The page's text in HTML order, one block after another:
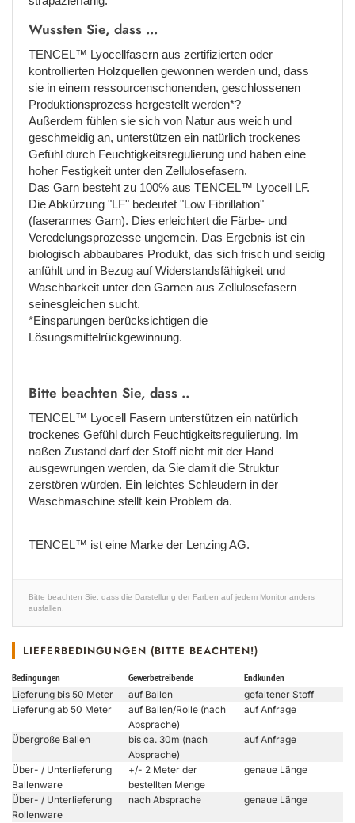
Wussten Sie, dass ...
TENCEL™ Lyocellfasern aus zertifizierten oder
kontrollierten Holzquellen gewonnen werden und, dass
sie in einem ressourcenschonenden, geschlossenen
Produktionsprozess hergestellt werden*?
Außerdem fühlen sie sich von Natur aus weich und
geschmeidig an, unterstützen ein natürlich trockenes
Gefühl durch Feuchtigkeitsregulierung und haben eine
hoher Festigkeit unter den Zellulosefasern.
Das Garn besteht zu 100% aus TENCEL™ Lyocell LF.
Die Abkürzung "LF" bedeutet "Low Fibrillation"
(faserarmes Garn). Dies erleichtert die Färbe- und
Veredelungsprozesse ungemein. Das Ergebnis ist ein
biologisch abbaubares Produkt, das sich frisch und seidig
anfühlt und in Bezug auf Widerstandsfähigkeit und
Waschbarkeit unter den Garnen aus Zellulosefasern
seinesgleichen sucht.
*Einsparungen berücksichtigen die
Lösungsmittelrückgewinnung.
Bitte beachten Sie, dass ..
TENCEL™ Lyocell Fasern unterstützen ein natürlich
trockenes Gefühl durch Feuchtigkeitsregulierung. Im
naßen Zustand darf der Stoff nicht mit der Hand
ausgewrungen werden, da Sie damit die Struktur
zerstören würden. Ein leichtes Schleudern in der
Waschmaschine stellt kein Problem da.
TENCEL™ ist eine Marke der Lenzing AG.
Bitte beachten Sie, dass die Darstellung der Farben auf jedem Monitor anders
ausfallen.
LIEFERBEDINGUNGEN (BITTE BEACHTEN!)
Bedingungen Gewerbetreibende Endkunden
Lieferung bis 50 Meter auf Ballen
gefaltener Stoff
Lieferung ab 50 Meter
auf Ballen/Rolle (nach
Absprache)
auf Anfrage
Übergroße Ballen
bis ca. 30m (nach
Absprache)
auf Anfrage
Über- / Unterlieferung
Ballenware
+/- 2 Meter der
bestellten Menge
genaue Länge
Über- / Unterlieferung
Rollenware
nach Absprache genaue Länge